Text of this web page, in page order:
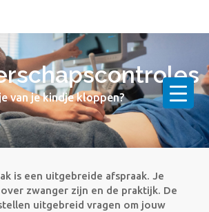
van je kindje kloppen?
is een uitgebreide afspraak. Je
zwanger zijn en de praktijk. De
uitgebreid vragen om jouw